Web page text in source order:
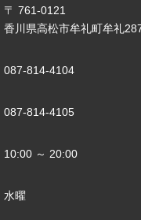
〒 761-0121
香川県高松市牟礼町牟礼
087-814-4104
087-814-4105
10:00 ～ 20:00
水曜